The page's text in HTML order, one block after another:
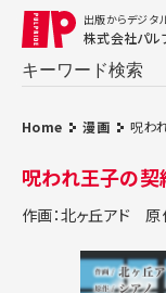
出版からデジタ
株式会社パル
Home 漫画 呪わ
呪われ王子の契
作画：北ヶ丘アド 原